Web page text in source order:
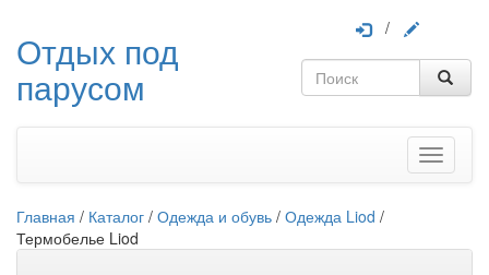
Отдых под
парусом
/
Меню
Главная / Каталог / Одежда и обувь / Одежда Liod /
Термобелье Liod